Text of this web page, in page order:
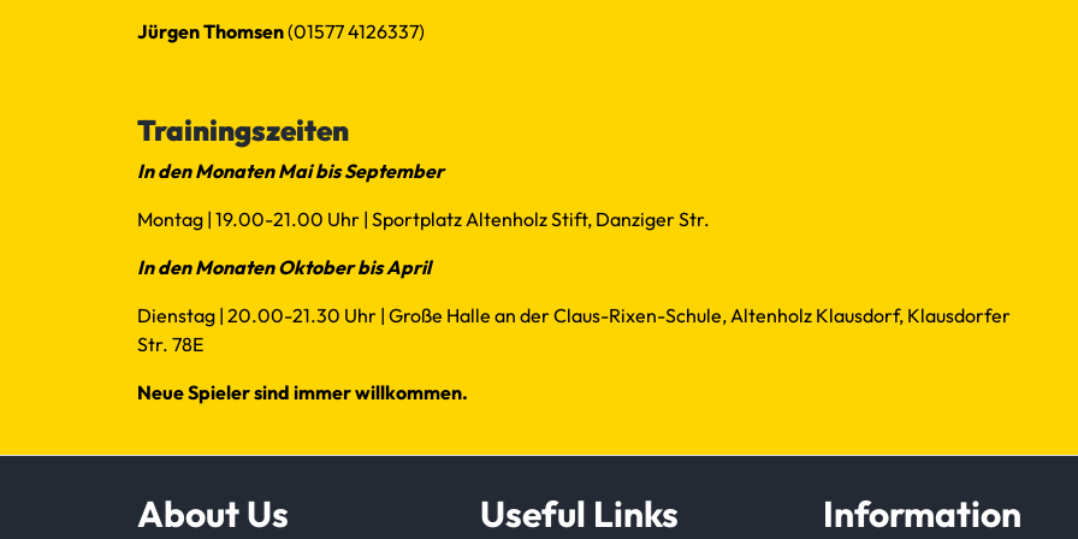
Jürgen Thomsen(01577 4126337)
Trainingszeiten
In den Monaten Mai bis September
Montag | 19.00-21.00 Uhr | Sportplatz Altenholz Stift, Danziger Str.
In den Monaten Oktober bis April
Dienstag | 20.00-21.30 Uhr | Große Halle an der Claus-Rixen-Schule, Altenholz Klausdorf, Klausdorfer
Str. 78E
Neue Spieler sind immer willkommen.
About Us Useful Links Information